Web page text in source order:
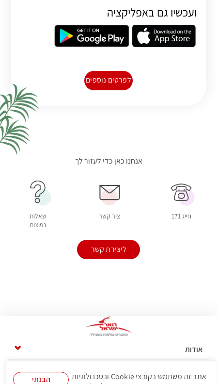
ועכשיו גם באפליקציה
לפרטים נוספים
אנחנו כאן כדי לעזור לך
חייג 171 צור קשר
שאלות
נפוצות
ליצירת קשר
אודות
דרושים
אתר זה משתמש בקובצי Cookie ובטכנולוגיות
הבנתי